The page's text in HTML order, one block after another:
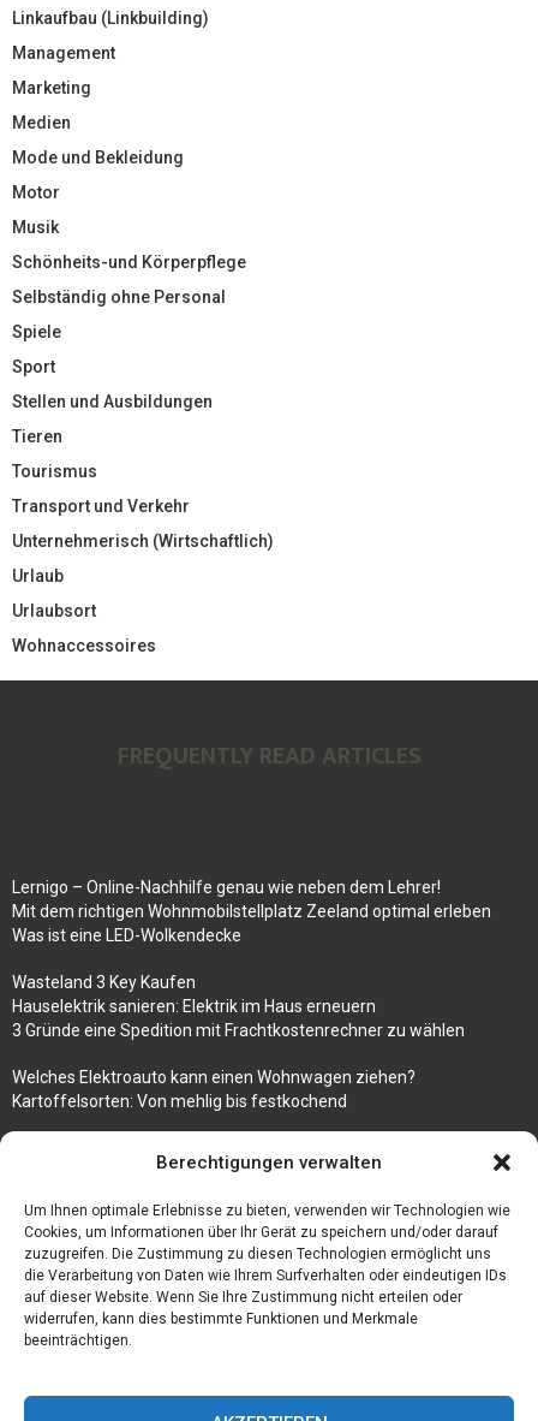
Berechtigungen verwalten
Um Ihnen optimale Erlebnisse zu bieten, verwenden wir Technologien wie
Cookies, um Informationen über Ihr Gerät zu speichern und/oder darauf
zuzugreifen. Die Zustimmung zu diesen Technologien ermöglicht uns
die Verarbeitung von Daten wie Ihrem Surfverhalten oder eindeutigen IDs
auf dieser Website. Wenn Sie Ihre Zustimmung nicht erteilen oder
widerrufen, kann dies bestimmte Funktionen und Merkmale
beeinträchtigen.
Linkaufbau (Linkbuilding)
Management
Marketing
Medien
Mode und Bekleidung
Motor
Musik
Schönheits-und Körperpflege
Selbständig ohne Personal
Spiele
Sport
Stellen und Ausbildungen
Tieren
Tourismus
Transport und Verkehr
Unternehmerisch (Wirtschaftlich)
Urlaub
Urlaubsort
Wohnaccessoires
FREQUENTLY READ ARTICLES
Lernigo – Online-Nachhilfe genau wie neben dem Lehrer!
Mit dem richtigen Wohnmobilstellplatz Zeeland optimal erleben
Was ist eine LED-Wolkendecke
Wasteland 3 Key Kaufen
Hauselektrik sanieren: Elektrik im Haus erneuern
3 Gründe eine Spedition mit Frachtkostenrechner zu wählen
Welches Elektroauto kann einen Wohnwagen ziehen?
Kartoffelsorten: Von mehlig bis festkochend
Immobilien, die zum Kauf stehen und Costa Calma in greifbare
Firma einfach und kostenlos bekannt machen mit diesen 5 Tipps